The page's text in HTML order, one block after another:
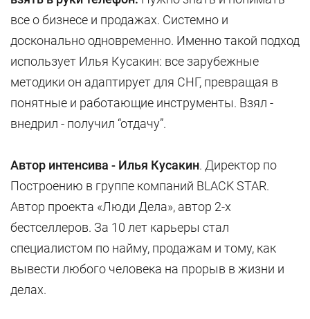
все о бизнесе и продажах. Системно и
досконально одновременно. Именно такой подход
использует Илья Кусакин: все зарубежные
методики он адаптирует для СНГ, превращая в
понятные и работающие инструменты. Взял -
внедрил - получил “отдачу”.
Автор интенсива - Илья Кусакин. Директор по
Построению в группе компаний BLACK STAR.
Автор проекта «Люди Дела», автор 2-х
бестселлеров. За 10 лет карьеры стал
специалистом по найму, продажам и тому, как
вывести любого человека на прорыв в жизни и
делах.